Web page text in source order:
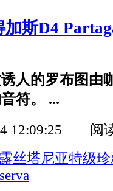
斯D4
人的罗布图由
符。 ...
12:09:25 阅